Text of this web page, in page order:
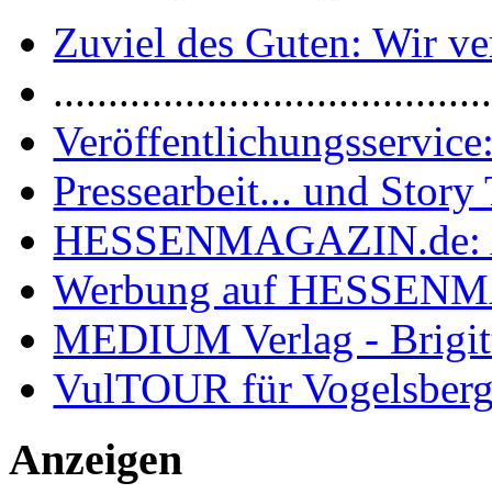
Zuviel des Guten: Wir
Pressearbeit... und
HESSENMAGAZIN.de:
Werbung auf
MEDIUM Verlag -
VulTOUR für
Anzeigen